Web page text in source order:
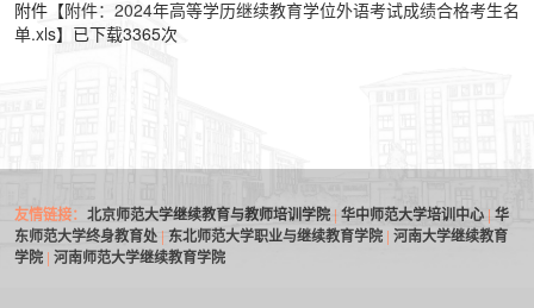
附件【附件：2024年高等学历继续教育学位外语考试成绩合格考生名
单.xls】已下载3365次
友情链接： 北京师范大学继续教育与教师培训学院 | 华中师范大学培训中心 | 华
东师范大学终身教育处 | 东北师范大学职业与继续教育学院 | 河南大学继续教育
学院 | 河南师范大学继续教育学院